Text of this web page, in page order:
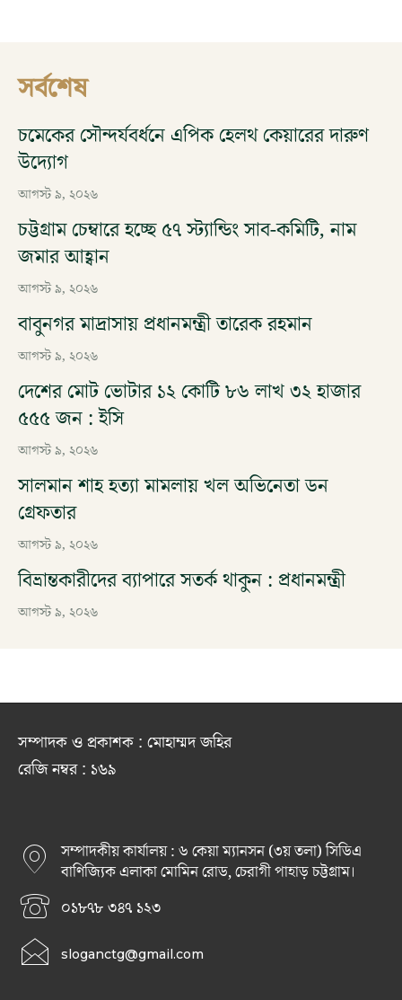
সর্বশেষ
চমেকের সৌন্দর্যবর্ধনে এপিক হেলথ কেয়ারের দারুণ
উদ্যোগ
আগস্ট ৯, ২০২৬
চট্টগ্রাম চেম্বারে হচ্ছে ৫৭ স্ট্যান্ডিং সাব-কমিটি, নাম
জমার আহ্বান
আগস্ট ৯, ২০২৬
বাবুনগর মাদ্রাসায় প্রধানমন্ত্রী তারেক রহমান
আগস্ট ৯, ২০২৬
দেশের মোট ভোটার ১২ কোটি ৮৬ লাখ ৩২ হাজার
৫৫৫ জন : ইসি
আগস্ট ৯, ২০২৬
সালমান শাহ হত্যা মামলায় খল অভিনেতা ডন
গ্রেফতার
আগস্ট ৯, ২০২৬
বিভ্রান্তকারীদের ব্যাপারে সতর্ক থাকুন : প্রধানমন্ত্রী
আগস্ট ৯, ২০২৬
সম্পাদক ও প্রকাশক : মোহাম্মদ জহির
রেজি নম্বর : ১৬৯
সম্পাদকীয় কার্যালয় : ৬ কেয়া ম্যানসন (৩য় তলা) সিডিএ
বাণিজ্যিক এলাকা মোমিন রোড, চেরাগী পাহাড় চট্টগ্রাম।
০১৮৭৮ ৩৪৭ ১২৩
sloganctg@gmail.com